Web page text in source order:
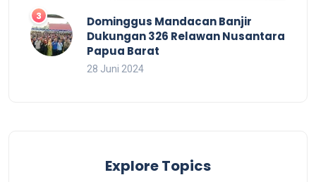
Dominggus Mandacan Banjir
Dukungan 326 Relawan Nusantara
Papua Barat
28 Juni 2024
Explore Topics